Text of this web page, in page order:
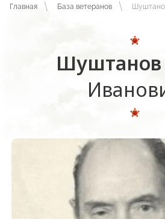
Главная База ветеранов
Шуштанов